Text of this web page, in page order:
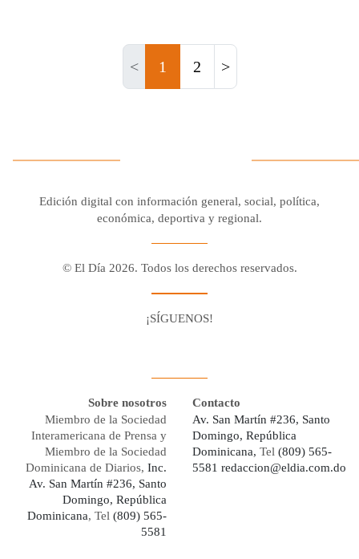
< 1 2 >
Edición digital con información general, social, política,
económica, deportiva y regional.
© El Día 2026. Todos los derechos reservados.
¡SÍGUENOS!
Sobre nosotros
Miembro de la Sociedad
Interamericana de Prensa y
Miembro de la Sociedad
Dominicana de Diarios, Inc.
Av. San Martín #236, Santo
Domingo, República
Dominicana, Tel (809) 565-
5581
Contacto
Av. San Martín #236, Santo
Domingo, República
Dominicana, Tel (809) 565-
5581 redaccion@eldia.com.do